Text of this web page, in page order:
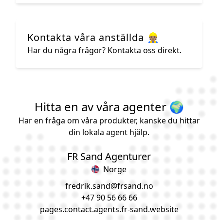
Kontakta våra anställda 👷🏽
Har du några frågor? Kontakta oss direkt.
Hitta en av våra agenter 🌍
Har en fråga om våra produkter, kanske du hittar
din lokala agent hjälp.
FR Sand Agenturer
Norge
fredrik.sand@frsand.no
+47 90 56 66 66
pages.contact.agents.fr-sand.website